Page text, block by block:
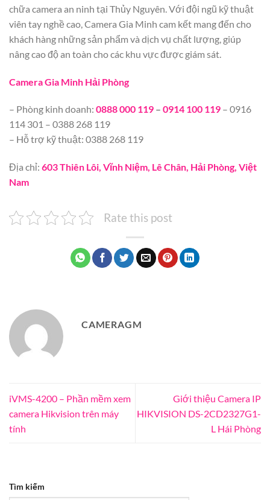
chữa camera an ninh tại Thủy Nguyên. Với đội ngũ kỹ thuật
viên tay nghề cao, Camera Gia Minh cam kết mang đến cho
khách hàng những sản phẩm và dịch vụ chất lượng, giúp
nâng cao độ an toàn cho các khu vực được giám sát.
Camera Gia Minh Hải Phòng
– Phòng kinh doanh: 0888 000 119 – 0914 100 119 – 0916
114 301 – 0388 268 119
– Hỗ trợ kỹ thuật: 0388 268 119
Địa chỉ: 603 Thiên Lôi, Vĩnh Niệm, Lê Chân, Hải Phòng, Việt
Nam
Rate this post
CAMERAGM
iVMS-4200 – Phần mềm xem
camera Hikvision trên máy
tính
Giới thiệu Camera IP
HIKVISION DS-2CD2327G1-
L Hái Phòng
Tìm kiếm